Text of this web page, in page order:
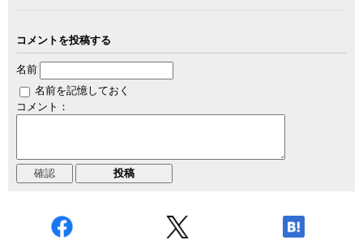
コメントを投稿する
名前
名前を記憶しておく
コメント：